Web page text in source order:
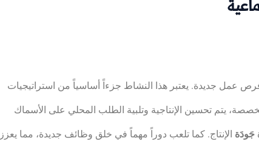
فرص عمل جديدة. يعتبر هذا النشاط جزءاً أساسياً من استراتيجيات
يتم تحسين الإنتاجية وتلبية الطلب المحلي على الأسماك
جَودَة الإنتاج. كما تلعب دوراً مهماً في خلق وظائف جديدة، مما يعزز